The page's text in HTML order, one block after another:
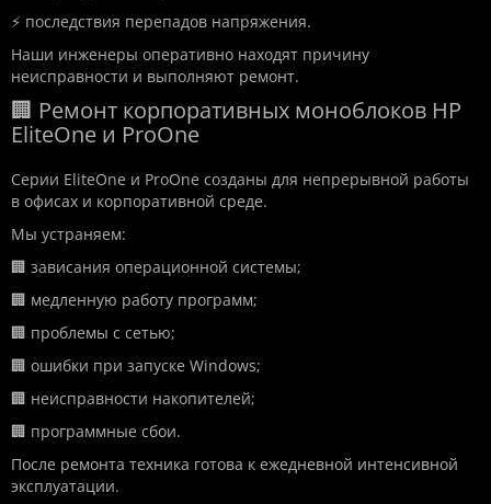
⚡ последствия перепадов напряжения.
Наши инженеры оперативно находят причину
неисправности и выполняют ремонт.
🏢 Ремонт корпоративных моноблоков HP
EliteOne и ProOne
Серии EliteOne и ProOne созданы для непрерывной работы
в офисах и корпоративной среде.
Мы устраняем:
🏢 зависания операционной системы;
🏢 медленную работу программ;
🏢 проблемы с сетью;
🏢 ошибки при запуске Windows;
🏢 неисправности накопителей;
🏢 программные сбои.
После ремонта техника готова к ежедневной интенсивной
эксплуатации.